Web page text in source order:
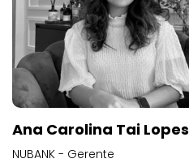
Ana Carolina Tai Lopes
NUBANK - Gerente